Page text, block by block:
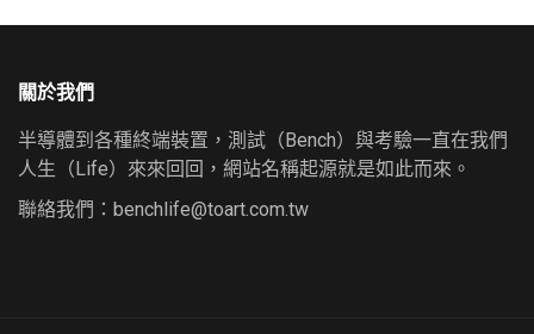
關於我們
半導體到各種終端裝置，測試（Bench）與考驗一直在我們
人生（Life）來來回回，網站名稱起源就是如此而來。
聯絡我們： benchlife@toart.com.tw